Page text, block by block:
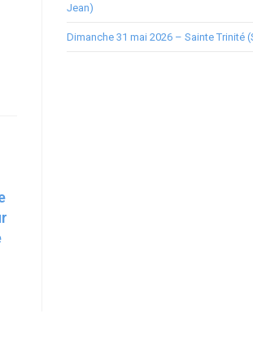
Jean)
Dimanche 31 mai 2026 – Sainte Trinité